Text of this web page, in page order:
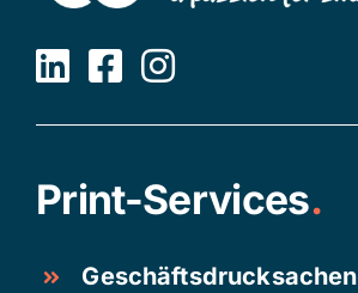
Print-Services.
Geschäftsdrucksachen